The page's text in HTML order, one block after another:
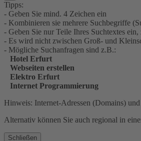
Tipps:
- Geben Sie mind. 4 Zeichen ein
- Kombinieren sie mehrere Suchbegriffe
- Geben Sie nur Teile Ihres Suchtextes
- Es wird nicht zwischen Groß- und
- Mögliche Suchanfragen sind z.B.:
Hotel Erfurt
Webseiten erstellen
Elektro Erfurt
Internet Programmierung
Hinweis: Internet-Adressen (Domains)
Alternativ können Sie auch regional in
Schließen